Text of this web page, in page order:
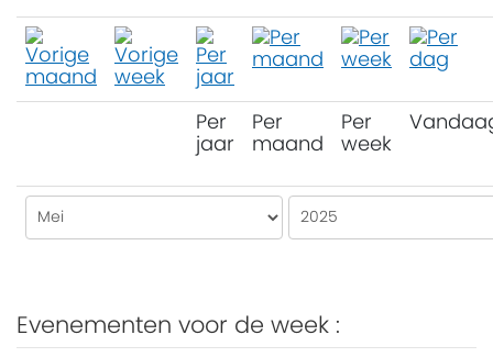
Per
jaar
Per
maand
Per
week
Evenementen voor de week :